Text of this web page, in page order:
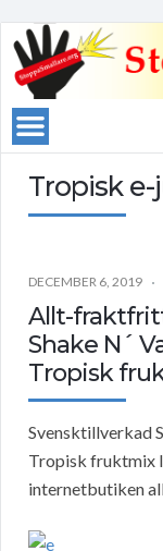
Tropisk
DECEMBER 6, 2019
Allt-
Shake N´
Tropisk
Svensktillverkad
Tropisk fruktmix
internetbutiken